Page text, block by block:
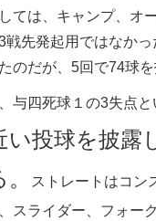
ては、キャンプ、オ
戦先発起用ではなか
のだが、5回で74球
与四死球１の3失点と
い投球を披露
ストレートはコン
スライダー、フォー